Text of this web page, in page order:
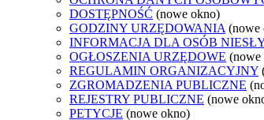
DOSTĘPNOŚĆ (nowe okno)
GODZINY URZĘDOWANIA (nowe
INFORMACJA DLA OSÓB
OGŁOSZENIA URZĘDOWE (nowe
REGULAMIN ORGANIZACYJNY
ZGROMADZENIA PUBLICZNE
REJESTRY PUBLICZNE (nowe
PETYCJE (nowe okno)